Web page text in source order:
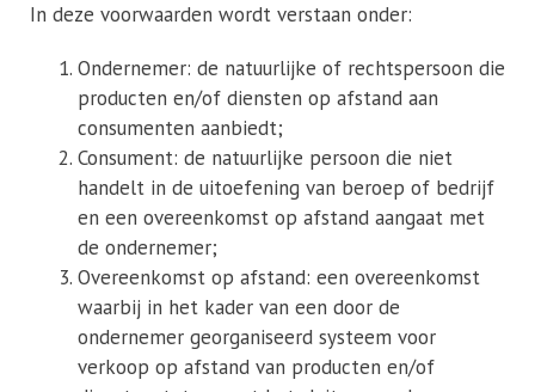
In deze voorwaarden wordt verstaan onder:
Ondernemer: de natuurlijke of rechtspersoon die
producten en/of diensten op afstand aan
consumenten aanbiedt;
Consument: de natuurlijke persoon die niet
handelt in de uitoefening van beroep of bedrijf
en een overeenkomst op afstand aangaat met
de ondernemer;
Overeenkomst op afstand: een overeenkomst
waarbij in het kader van een door de
ondernemer georganiseerd systeem voor
verkoop op afstand van producten en/of